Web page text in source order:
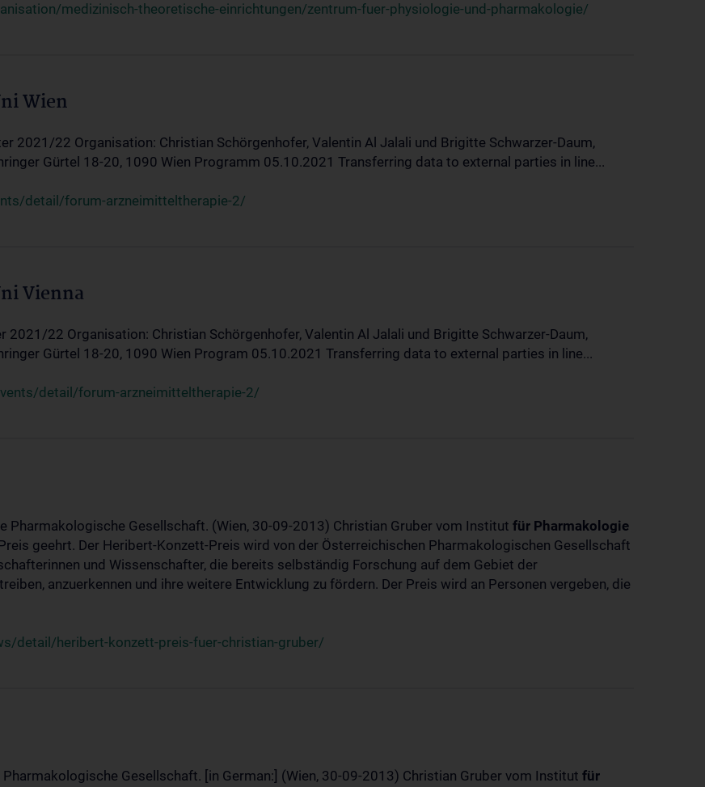
medizinisch-theoretische-einrichtungen/zentrum-fuer-physiologie-und-pharmakologie/
Wien
2021/22 Organisation: Christian Schörgenhofer, Valentin Al Jalali und Brigitte Schwarzer-Daum,
Gürtel 18-20, 1090 Wien Programm 05.10.2021 Transferring data to external parties in line...
detail/forum-arzneimitteltherapie-2/
Vienna
22 Organisation: Christian Schörgenhofer, Valentin Al Jalali und Brigitte Schwarzer-Daum,
Gürtel 18-20, 1090 Wien Program 05.10.2021 Transferring data to external parties in line...
detail/forum-arzneimitteltherapie-2/
Pharmakologische Gesellschaft. (Wien, 30-09-2013) Christian Gruber vom Institut für Pharmakologie
geehrt. Der Heribert-Konzett-Preis wird von der Österreichischen Pharmakologischen Gesellschaft
und Wissenschafter, die bereits selbständig Forschung auf dem Gebiet der
anzuerkennen und ihre weitere Entwicklung zu fördern. Der Preis wird an Personen vergeben, die
detail/heribert-konzett-preis-fuer-christian-gruber/
Gesellschaft. [in German:] (Wien, 30-09-2013) Christian Gruber vom Institut für